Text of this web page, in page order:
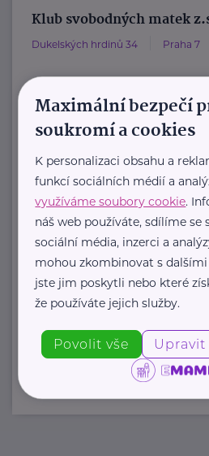
Klub svobodných matek
Dukelských hrdinů 34 Praha 7
"Pomáháme rodičům a
Rodinám samoživitelů z
poskytujeme finanční,
odbornou právní ...
https://
+420 800 995 511
Maximální bezpečí
soukromí a cookies
K personalizaci obsahu a
funkcí sociálních médií a
využíváme soubory cookie.
náš web používáte, sdílíme
sociální média, inzerci a
mohou zkombinovat s
jste jim poskytli nebo které
že používáte jejich služby.
Povolit vše Upravit